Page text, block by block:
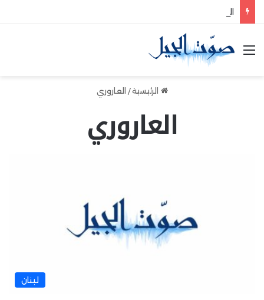
الفري يستقبل نقيب موظفي قاديشا
القائمة
الرئيسية / العاروري
العاروري
لبنان